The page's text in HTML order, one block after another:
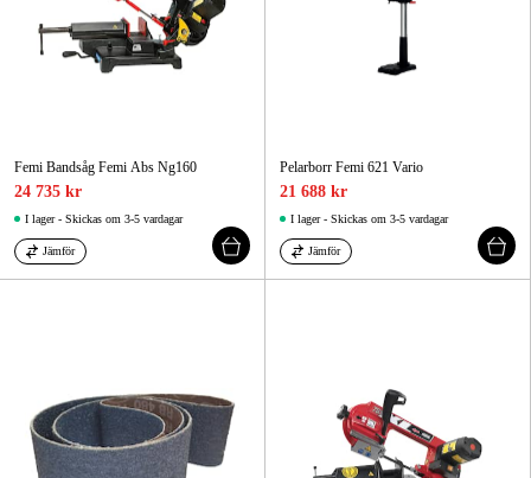
Femi Bandsåg Femi Abs Ng160
24 735 kr
I lager - Skickas om 3-5 vardagar
Jämför
Pelarborr Femi 621 Vario
21 688 kr
I lager - Skickas om 3-5 vardagar
Jämför